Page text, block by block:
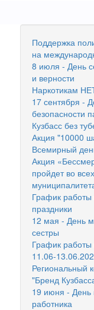
Поддержка
на
8 июля - День
и верности
Наркотикам
17 сентября -
безопасности
Кузбасс без
Акция "10000
Всемирный
Акция
пройдет во всех
График
праздники
12 мая - День
сестры
График
11.06-
Региональный
"Бренд
19 июня - День
работника